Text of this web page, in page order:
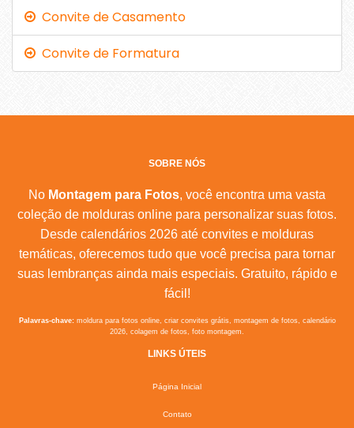
Convite de Casamento
Convite de Formatura
SOBRE NÓS
No Montagem para Fotos, você encontra uma vasta
coleção de molduras online para personalizar suas fotos.
Desde calendários 2026 até convites e molduras
temáticas, oferecemos tudo que você precisa para tornar
suas lembranças ainda mais especiais. Gratuito, rápido e
fácil!
Palavras-chave:moldura para fotos online, criar convites grátis, montagem de fotos, calendário
2026, colagem de fotos, foto montagem.
LINKS ÚTEIS
Página Inicial
Contato